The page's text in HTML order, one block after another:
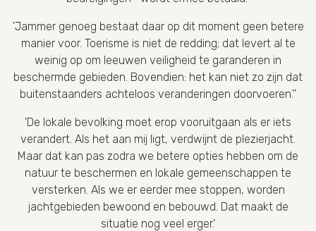
'Jammer genoeg bestaat daar op dit moment geen betere
manier voor. Toerisme is niet de redding; dat levert al te
weinig op om leeuwen veiligheid te garanderen in
beschermde gebieden. Bovendien: het kan niet zo zijn dat
buitenstaanders achteloos veranderingen doorvoeren.''
'De lokale bevolking moet erop vooruitgaan als er iets
verandert. Als het aan mij ligt, verdwijnt de plezierjacht.
Maar dat kan pas zodra we betere opties hebben om de
natuur te beschermen en lokale gemeenschappen te
versterken. Als we er eerder mee stoppen, worden
jachtgebieden bewoond en bebouwd. Dat maakt de
situatie nog veel erger.'